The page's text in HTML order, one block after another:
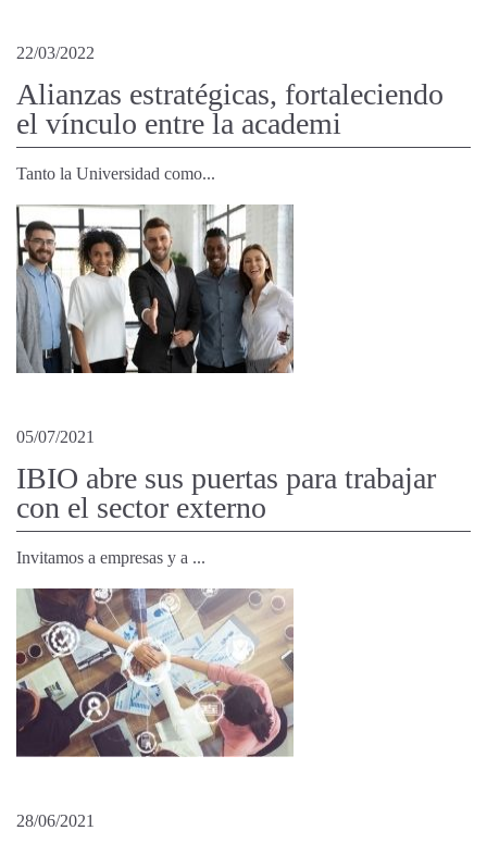
22/03/2022
Alianzas estratégicas, fortaleciendo
el vínculo entre la academi
Tanto la Universidad como...
05/07/2021
IBIO abre sus puertas para trabajar
con el sector externo
Invitamos a empresas y a ...
28/06/2021